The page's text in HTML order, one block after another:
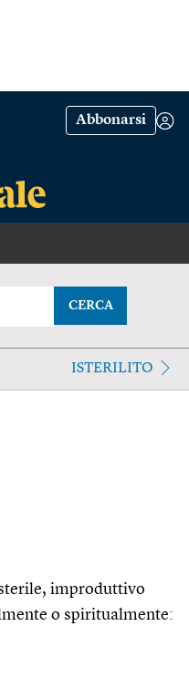
Abbonarsi
CERCA
ISTERILITO
improduttivo
o spiritualmente: